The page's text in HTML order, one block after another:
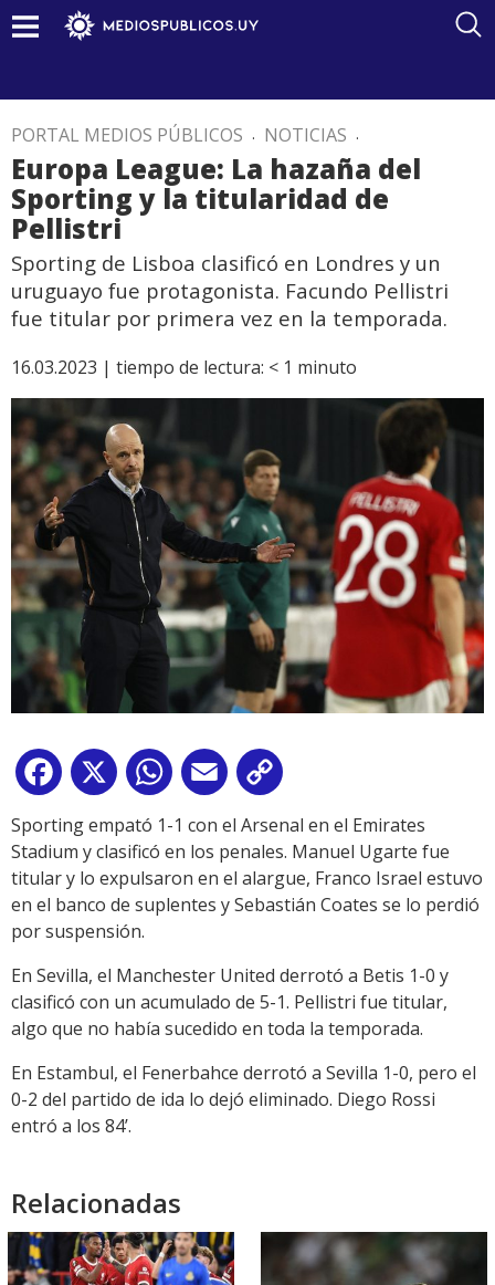
PORTAL MEDIOS PÚBLICOS . NOTICIAS .
Europa League: La hazaña del
Sporting y la titularidad de
Pellistri
Sporting de Lisboa clasificó en Londres y un
uruguayo fue protagonista. Facundo Pellistri
fue titular por primera vez en la temporada.
16.03.2023 | tiempo de lectura: < 1 minuto
Facebook
X WhatsApp
Email
Link
Sporting empató 1-1 con el Arsenal en el Emirates
Stadium y clasificó en los penales. Manuel Ugarte fue
titular y lo expulsaron en el alargue, Franco Israel estuvo
en el banco de suplentes y Sebastián Coates se lo perdió
por suspensión.
En Sevilla, el Manchester United derrotó a Betis 1-0 y
clasificó con un acumulado de 5-1. Pellistri fue titular,
algo que no había sucedido en toda la temporada.
En Estambul, el Fenerbahce derrotó a Sevilla 1-0, pero el
0-2 del partido de ida lo dejó eliminado. Diego Rossi
entró a los 84’.
Relacionadas